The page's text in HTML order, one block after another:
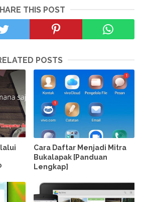
THIS POST
POSTS
Cara Daftar Menjadi Mitra
Bukalapak [Panduan
Lengkap]